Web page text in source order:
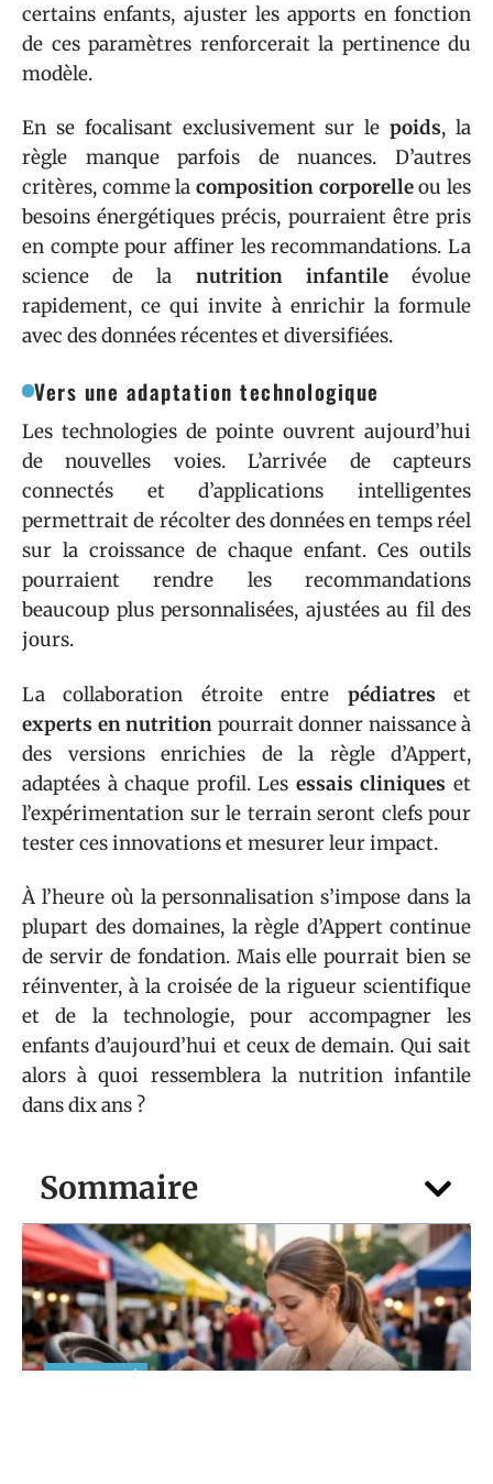
Sommaire
MATERNITÉ
certains enfants, ajuster les apports en fonction
de ces paramètres renforcerait la pertinence du
modèle.
En se focalisant exclusivement sur lepoids, la
règle manque parfois de nuances. D’autres
critères, comme la composition corporelleou les
besoins énergétiques précis, pourraient être pris
en compte pour affiner les recommandations. La
science de la nutrition infantileévolue
rapidement, ce qui invite à enrichir la formule
avec des données récentes et diversifiées.
Vers une adaptation technologique
Les technologies de pointe ouvrent aujourd’hui
de nouvelles voies. L’arrivée de capteurs
connectés et d’applications intelligentes
permettrait de récolter des données en temps réel
sur la croissance de chaque enfant. Ces outils
pourraient rendre les recommandations
beaucoup plus personnalisées, ajustées au fil des
jours.
La collaboration étroite entre pédiatres et
experts en nutrition pourrait donner naissance à
des versions enrichies de la règle d’Appert,
adaptées à chaque profil. Les essais cliniques et
l’expérimentation sur le terrain seront clefs pour
tester ces innovations et mesurer leur impact.
À l’heure où la personnalisation s’impose dans la
plupart des domaines, la règle d’Appert continue
de servir de fondation. Mais elle pourrait bien se
réinventer, à la croisée de la rigueur scientifique
et de la technologie, pour accompagner les
enfants d’aujourd’hui et ceux de demain. Qui sait
alors à quoi ressemblera la nutrition infantile
dans dix ans ?